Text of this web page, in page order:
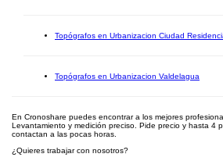
Topógrafos en Urbanizacion Ciudad
Topógrafos en Urbanizacion Valdelagua
En Cronoshare puedes encontrar a los mejores
Levantamiento y medición preciso. Pide precio y hasta 4
contactan a las pocas horas.
¿Quieres trabajar con nosotros?